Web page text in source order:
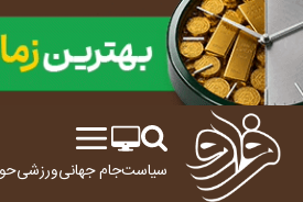
سیاستجام جهانیورزشی